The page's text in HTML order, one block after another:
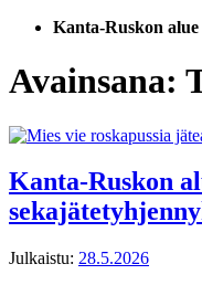
Kanta-Ruskon
Avainsana:
Kanta-Ruskon
Julkaistu: 28.5.2026